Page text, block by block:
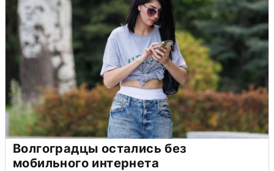
Волгоградцы остались без
мобильного интернета